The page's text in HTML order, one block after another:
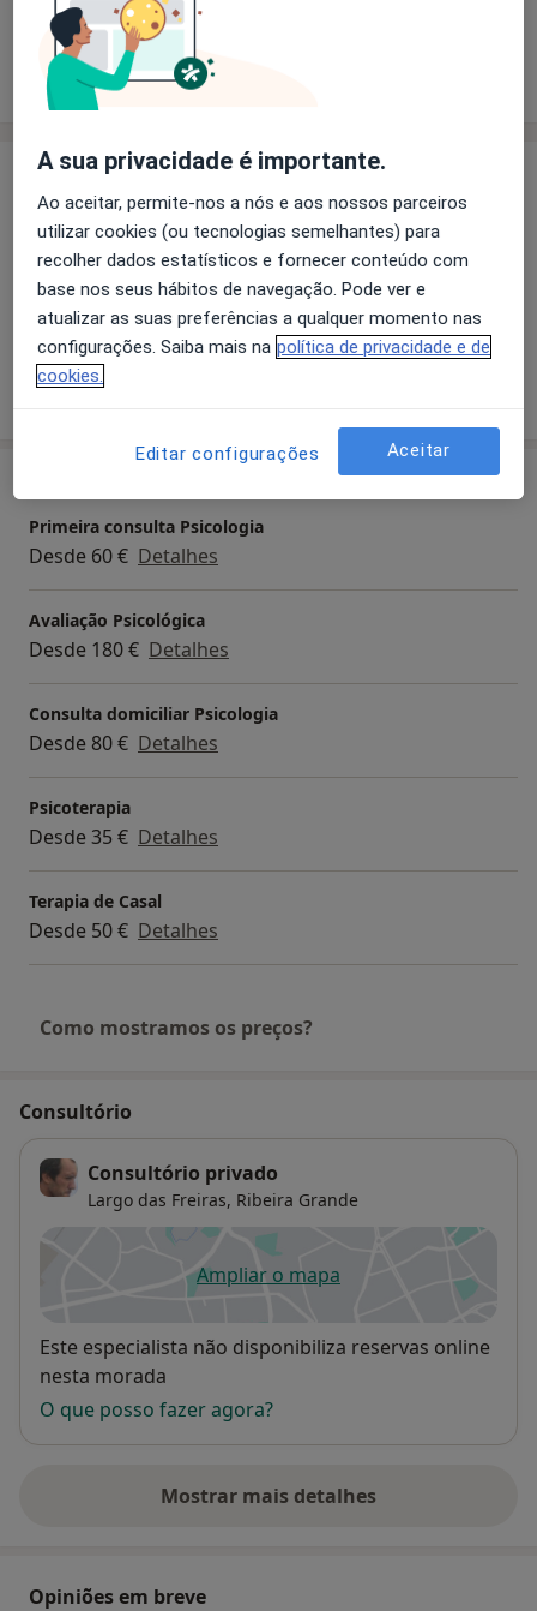
Experiência Preços
Experiência
Principais doenças tratadas
Transtorno Da Falta De Atenção Com Hiperatividade
Transtornos De Estresse Pós-Traumáticos
Transtornos Da Ansiedade
+1a11y_sr_more_diseases
Primeira consulta Psicologia
Desde 60 € Detalhes
Avaliação Psicológica
Desde 180 € Detalhes
Consulta domiciliar Psicologia
Desde 80 € Detalhes
Psicoterapia
Desde 35 € Detalhes
Terapia de Casal
Desde 50 € Detalhes
Como mostramos os preços?
Consultório
Consultório privado
Largo das Freiras, Ribeira Grande
Ampliar o mapaabre num novo separador
Disponibilidade
Este especialista não disponibiliza reservas online
nesta morada
O que posso fazer agora?
Mostrar mais detalhes
sobre o endereço
Opiniões em breve
A sua privacidade é importante.
Ao aceitar, permite-nos a nós e aos nossos parceiros
utilizar cookies (ou tecnologias semelhantes) para
recolher dados estatísticos e fornecer conteúdo com
base nos seus hábitos de navegação. Pode ver e
atualizar as suas preferências a qualquer momento nas
configurações. Saiba mais na política de privacidade e de
cookies.
Editar configurações Aceitar